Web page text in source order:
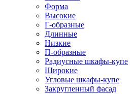
Форма
Высокие
Г-образные
Длинные
Низкие
П-образные
Радиусные шкафы-купе
Широкие
Угловые шкафы-купе
Закругленный фасад